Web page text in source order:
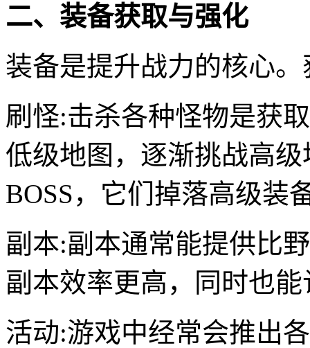
二、装备获取与强化
装备是提升战力的核心
刷怪:击杀各种怪物是获
低级地图，逐渐挑战高
BOSS，它们掉落高级装
副本:副本通常能提供比
副本效率更高，同时也
活动:游戏中经常会推出